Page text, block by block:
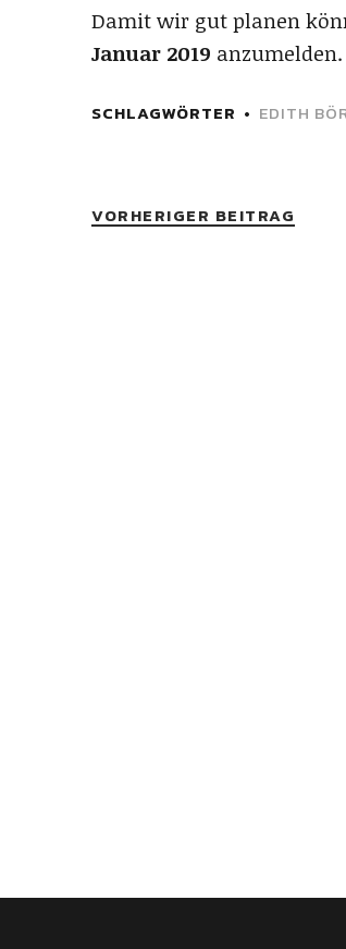
Damit wir gut planen
Januar 2019
SCHLAGWÖRTER EDITH
VORHERIGER BEITRAG